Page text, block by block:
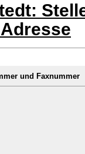
und Faxnummer